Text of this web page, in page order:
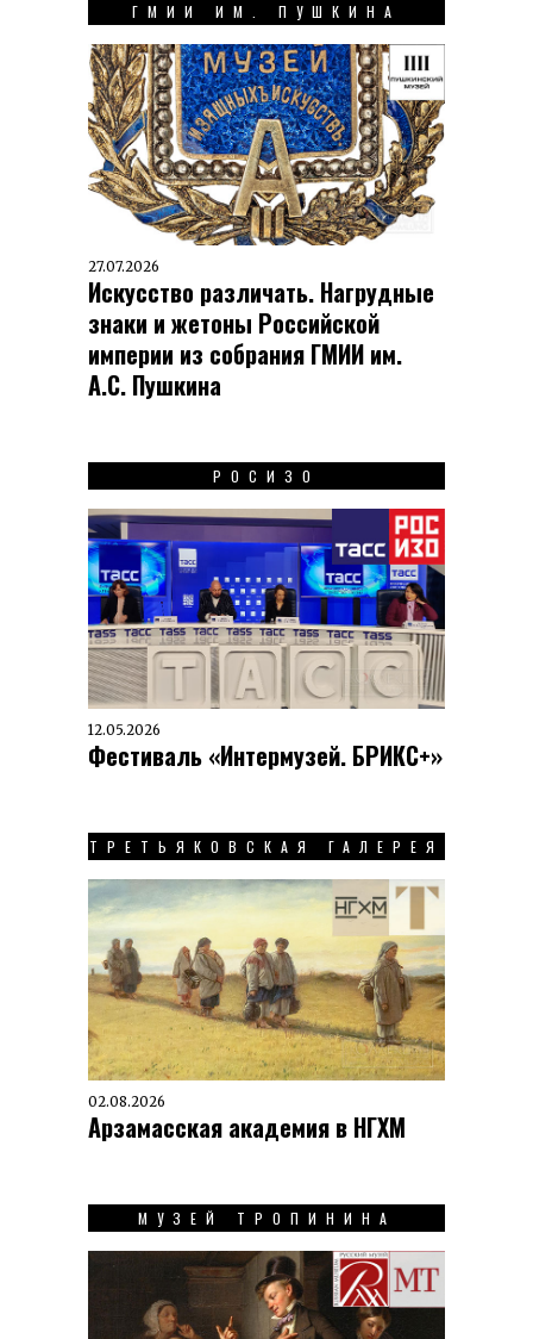
ГМИИ ИМ. ПУШКИНА
27.07.2026
Искусство различать. Нагрудные
знаки и жетоны Российской
империи из собрания ГМИИ им.
А.С. Пушкина
РОСИЗО
12.05.2026
Фестиваль «Интермузей. БРИКС+»
ТРЕТЬЯКОВСКАЯ ГАЛЕРЕЯ
02.08.2026
Арзамасская академия в НГХМ
МУЗЕЙ ТРОПИНИНА